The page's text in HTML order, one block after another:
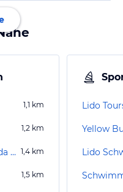
1,1 km
1,2 km
Fortaleza de Nossa Senhora da Conceição do Ilhéu 1,4 km
1,5 km
Lido
Lido